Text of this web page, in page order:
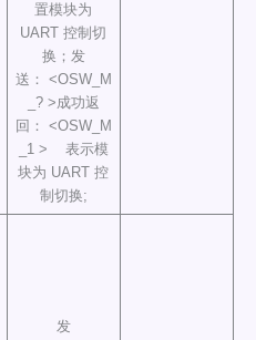
置模块为
UART 控制切
换；发
送： <OSW_M
_? >成功返
回： <OSW_M
_1 > 表示模
块为 UART 控
制切换;
发